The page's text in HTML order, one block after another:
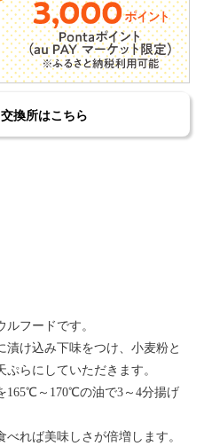
換所はこちら
フードです。
漬け込み下味をつけ、小麦粉と
らにしていただきます。
165℃～170℃の油で3～4分揚げ
れば美味しさが倍増します。